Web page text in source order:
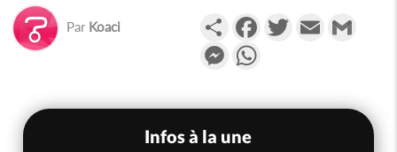
Par Koaci PartagerFacebookTwitterEmail
Messenger
Infos à la une